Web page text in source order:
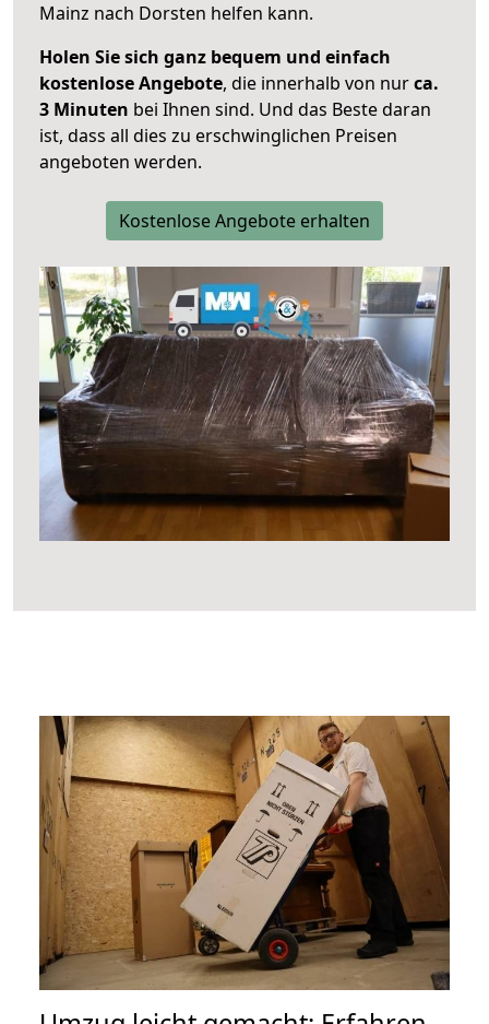
Mainz nach Dorsten helfen kann.
Holen Sie sich ganz bequem und einfach
kostenlose Angebote, die innerhalb von nurca.
3 Minuten bei Ihnen sind. Und das Beste daran
ist, dass all dies zu erschwinglichen Preisen
angeboten werden.
Kostenlose Angebote erhalten